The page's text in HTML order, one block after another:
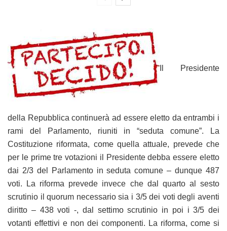
Il Presidente
della Repubblica continuerà ad essere eletto da entrambi i
rami del Parlamento, riuniti in “seduta comune”. La
Costituzione riformata, come quella attuale, prevede che
per le prime tre votazioni il Presidente debba essere eletto
dai 2/3 del Parlamento in seduta comune – dunque 487
voti. La riforma prevede invece che dal quarto al sesto
scrutinio il quorum necessario sia i 3/5 dei voti degli aventi
diritto – 438 voti -, dal settimo scrutinio in poi i 3/5 dei
votanti effettivi e non dei componenti. La riforma, come si